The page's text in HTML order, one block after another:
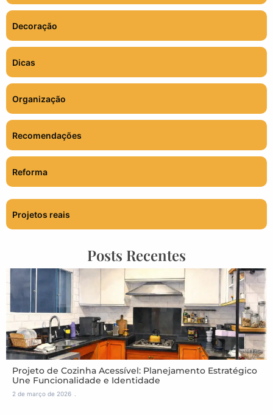
Decoração
Dicas
Organização
Recomendações
Reforma
Projetos reais
Posts Recentes
Projeto de Cozinha Acessível: Planejamento Estratégico
Une Funcionalidade e Identidade
2 de março de 2026